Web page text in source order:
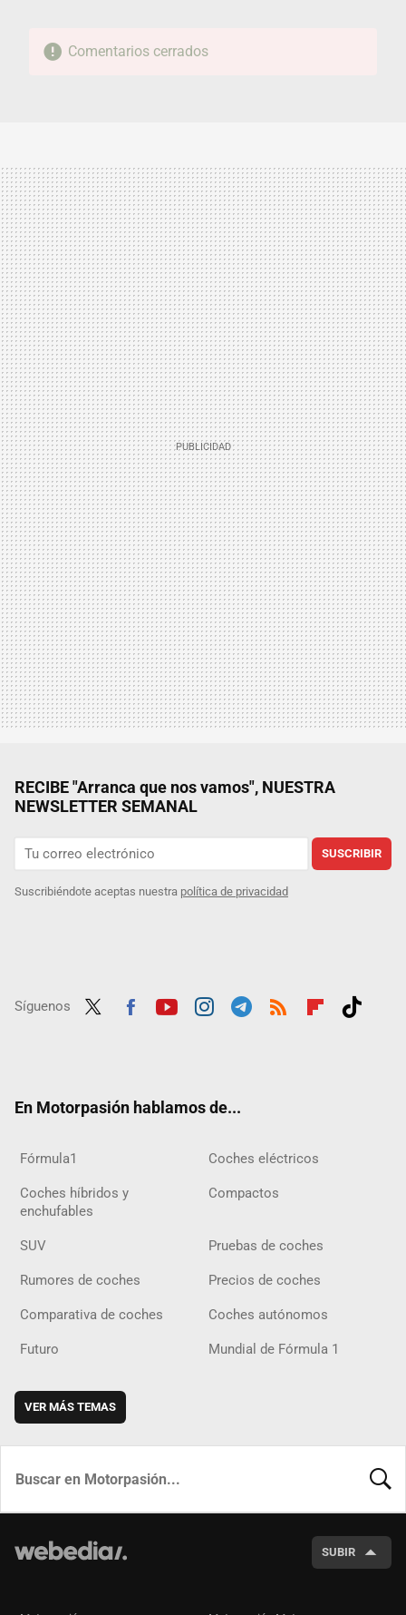
Comentarios cerrados
RECIBE "Arranca que nos vamos", NUESTRA
NEWSLETTER SEMANAL
SUSCRIBIR
Suscribiéndote aceptas nuestra política de privacidad
Síguenos
En Motorpasión hablamos de...
Fórmula1 Coches eléctricos
Coches híbridos y
enchufables
Compactos
SUV Pruebas de coches
Rumores de coches Precios de coches
Comparativa de coches Coches autónomos
Futuro Mundial de Fórmula 1
VER MÁS TEMAS
SUBIR